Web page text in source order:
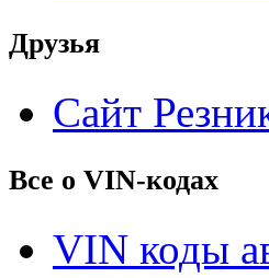
Друзья
Сайт
Все о VIN-кодах
VIN коды